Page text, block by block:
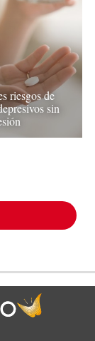
riesgos de
sin